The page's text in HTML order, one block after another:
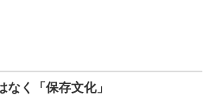
なく「保存文化」